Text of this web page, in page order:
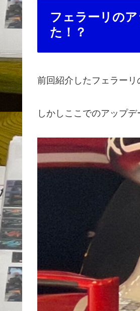
フェラーリの
た！？
前回紹介したフェラーリ
しかしここでのアップデ